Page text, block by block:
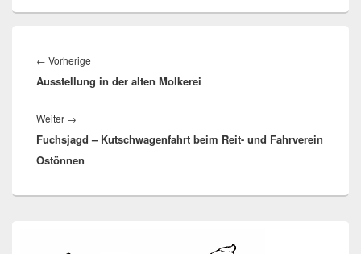
← Vorherige
Beitrag:
Ausstellung in der alten Molkerei
Weiter →
Beitrag:
Fuchsjagd – Kutschwagenfahrt beim Reit- und Fahrverein
Ostönnen